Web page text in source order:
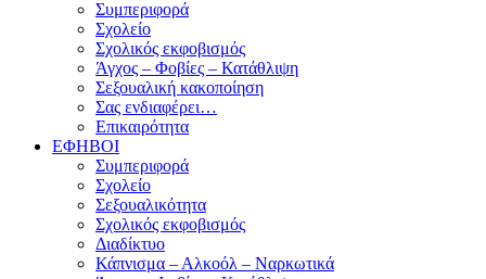
Συμπεριφορά
Σχολείο
Σχολικός εκφοβισμός
Άγχος – Φοβίες – Κατάθλιψη
Σεξουαλική κακοποίηση
Σας ενδιαφέρει…
Επικαιρότητα
ΕΦΗΒΟΙ
Συμπεριφορά
Σχολείο
Σεξουαλικότητα
Σχολικός εκφοβισμός
Διαδίκτυο
Κάπνισμα – Αλκοόλ – Ναρκωτικά